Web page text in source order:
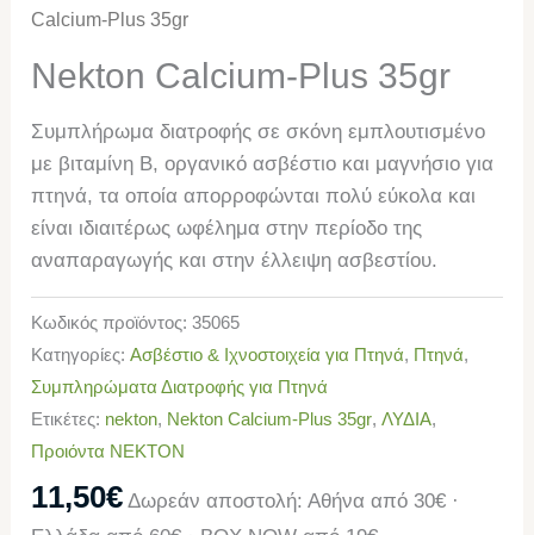
Calcium-Plus 35gr
Nekton Calcium-Plus 35gr
Συμπλήρωμα διατροφής σε σκόνη εμπλουτισμένο
με βιταμίνη Β, οργανικό ασβέστιο και μαγνήσιο για
πτηνά, τα οποία απορροφώνται πολύ εύκολα και
είναι ιδιαιτέρως ωφέλημα στην περίοδο της
αναπαραγωγής και στην έλλειψη ασβεστίου.
Κωδικός προϊόντος:35065
Κατηγορίες:Ασβέστιο & Ιχνοστοιχεία για Πτηνά, Πτηνά,
Συμπληρώματα Διατροφής για Πτηνά
Ετικέτες: nekton, Nekton Calcium-Plus 35gr,ΛΥΔΙΑ,
Προιόντα NEKTON
11,50€ Δωρεάν αποστολή: Αθήνα από 30€ ·